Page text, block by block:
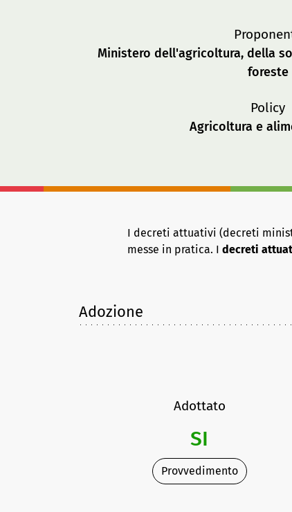
Ministero dell'agricoltura, della
foreste
Policy
Agricoltura e
I decreti attuativi (decreti
messe in pratica. I decreti
Adozione
Adottato
SI
Provvedimento